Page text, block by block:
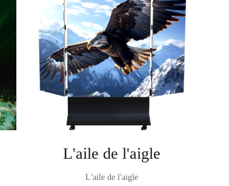
L'aile de l'aigle
L'aile de l'aigle